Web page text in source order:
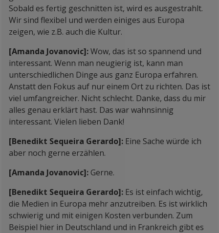
Sobald es fertig geschnitten ist, wird es ausgestrahlt.
Wir sind flexibel und werden einiges aus Europa
zeigen, wie z.B. auch die Kultur.
[Amanda Jovanovic]:Wow, das ist so spannend und
interessant. Wenn man neugierig ist, kann man
unterschiedlichen Dinge aus ganz Europa erfahren.
Anstatt den Fokus auf nur einem Ort zu richten. Das ist
viel umfangreicher. Nicht schlecht. Danke, dass du mir
alles genau erklärt hast. Das war wahnsinnig
interessant. Vielen lieben Dank!
[Benedikt Sequeira Gerardo]: Eine Sache würde ich
aber noch gerne erzählen.
[Amanda Jovanovic]: Gerne.
[Benedikt Sequeira Gerardo]: Es ist einfach wichtig,
die Medien in Europa mehr anzutreiben. Es ist wirklich
schwierig und mit einigen Kosten verbunden. Zum
Beispiel hier in Deutschland und in Frankreich gibt es